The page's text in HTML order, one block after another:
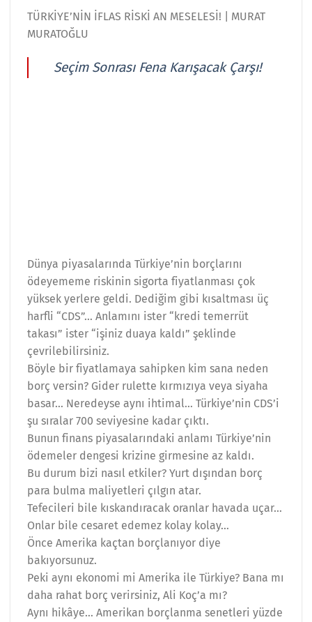
TÜRKİYE’NİN İFLAS RİSKİ AN MESELESİ! | MURAT
MURATOĞLU
Seçim Sonrası Fena Karışacak Çarşı!
Dünya piyasalarında Türkiye’nin borçlarını
ödeyememe riskinin sigorta fiyatlanması çok
yüksek yerlere geldi. Dediğim gibi kısaltması üç
harfli “CDS”… Anlamını ister “kredi temerrüt
takası” ister “işiniz duaya kaldı” şeklinde
çevrilebilirsiniz.
Böyle bir fiyatlamaya sahipken kim sana neden
borç versin? Gider rulette kırmızıya veya siyaha
basar… Neredeyse aynı ihtimal… Türkiye’nin CDS’i
şu sıralar 700 seviyesine kadar çıktı.
Bunun finans piyasalarındaki anlamı Türkiye’nin
ödemeler dengesi krizine girmesine az kaldı.
Bu durum bizi nasıl etkiler? Yurt dışından borç
para bulma maliyetleri çılgın atar.
Tefecileri bile kıskandıracak oranlar havada uçar…
Onlar bile cesaret edemez kolay kolay…
Önce Amerika kaçtan borçlanıyor diye
bakıyorsunuz.
Peki aynı ekonomi mi Amerika ile Türkiye? Bana mı
daha rahat borç verirsiniz, Ali Koç’a mı?
Aynı hikâye… Amerikan borçlanma senetleri yüzde